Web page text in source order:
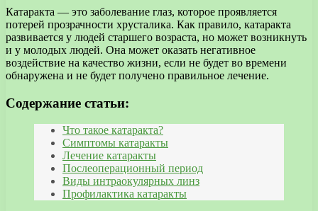
Катаракта — это заболевание глаз, которое проявляется
потерей прозрачности хрусталика. Как правило, катаракта
развивается у людей старшего возраста, но может возникнуть
и у молодых людей. Она может оказать негативное
воздействие на качество жизни, если не будет во времени
обнаружена и не будет получено правильное лечение.
Содержание статьи:
Что такое катаракта?
Симптомы катаракты
Лечение катаракты
Послеоперационный период
Виды интраокулярных линз
Профилактика катаракты